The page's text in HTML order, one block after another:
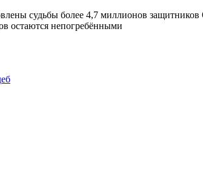
судьбы более 4,7 миллионов защитников
остаются непогребёнными